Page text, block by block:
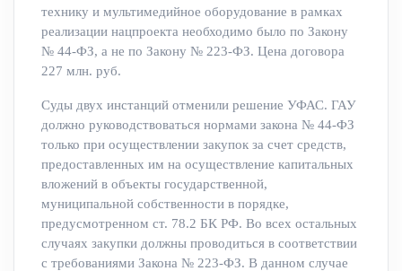
технику и мультимедийное оборудование в рамках
реализации нацпроекта необходимо было по Закону
№ 44-ФЗ, а не по Закону № 223-ФЗ. Цена договора
227 млн. руб.
Суды двух инстанций отменили решение УФАС. ГАУ
должно руководствоваться нормами закона № 44-ФЗ
только при осуществлении закупок за счет средств,
предоставленных им на осуществление капитальных
вложений в объекты государственной,
муниципальной собственности в порядке,
предусмотренном ст. 78.2 БК РФ. Во всех остальных
случаях закупки должны проводиться в соответствии
с требованиями Закона № 223-ФЗ. В данном случае